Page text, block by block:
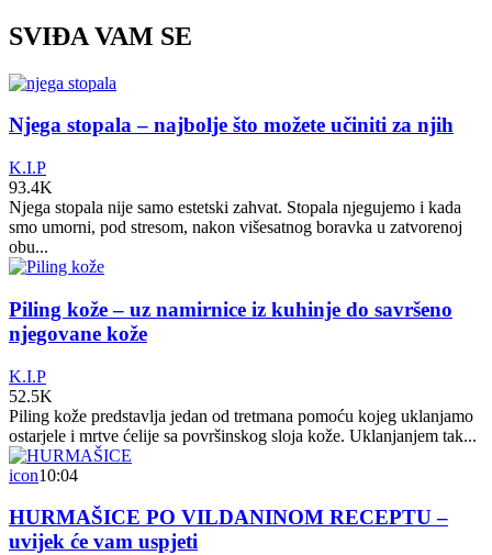
SVIĐA VAM SE
Njega stopala – najbolje što možete učiniti za njih
K.I.P
93.4K
Njega stopala nije samo estetski zahvat. Stopala njegujemo i kada
smo umorni, pod stresom, nakon višesatnog boravka u zatvorenoj
obu...
Piling kože – uz namirnice iz kuhinje do savršeno
njegovane kože
K.I.P
52.5K
Piling kože predstavlja jedan od tretmana pomoću kojeg uklanjamo
ostarjele i mrtve ćelije sa površinskog sloja kože. Uklanjanjem tak...
icon10:04
HURMAŠICE PO VILDANINOM RECEPTU –
uvijek će vam uspjeti